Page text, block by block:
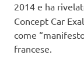
2014 e ha
Concept Car
come
francese.